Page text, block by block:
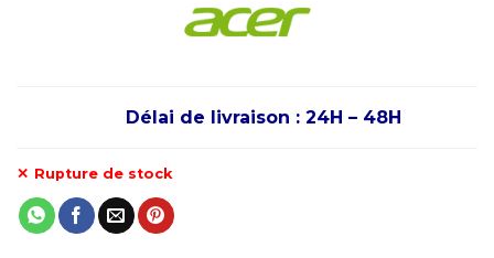
Délai de livraison : 24H – 48H
Rupture de stock